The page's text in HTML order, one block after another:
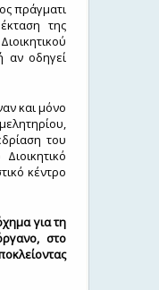
πράγματι
της
αν οδηγεί
και μόνο
του
κέντρο
για τη
στο